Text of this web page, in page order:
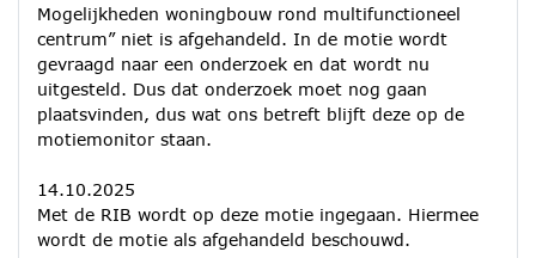
Mogelijkheden woningbouw rond multifunctioneel
centrum” niet is afgehandeld. In de motie wordt
gevraagd naar een onderzoek en dat wordt nu
uitgesteld. Dus dat onderzoek moet nog gaan
plaatsvinden, dus wat ons betreft blijft deze op de
motiemonitor staan.
14.10.2025
Met de RIB wordt op deze motie ingegaan. Hiermee
wordt de motie als afgehandeld beschouwd.